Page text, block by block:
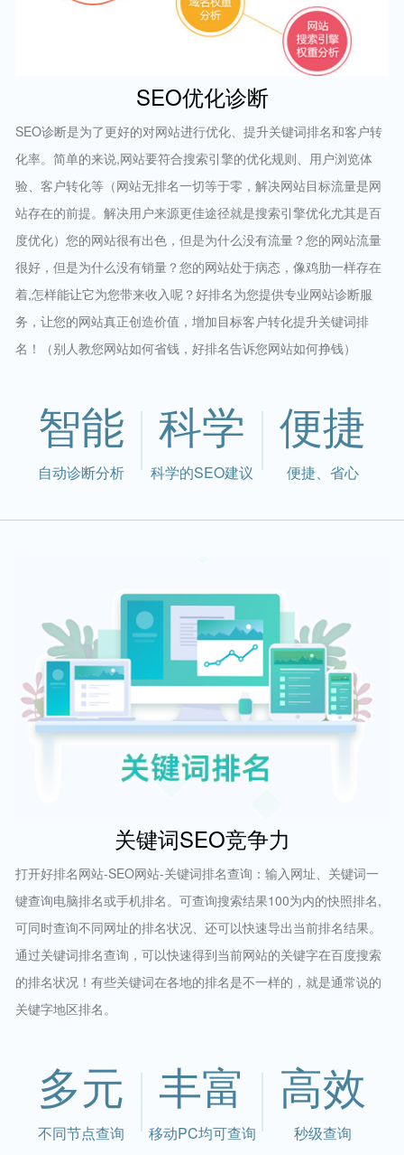
SEO优化诊断
SEO诊断是为了更好的对网站进行优化、提升关键词排名和客户转
化率。简单的来说,网站要符合搜索引擎的优化规则、用户浏览体
验、客户转化等（网站无排名一切等于零，解决网站目标流量是网
站存在的前提。解决用户来源更佳途径就是搜索引擎优化尤其是百
度优化）您的网站很有出色，但是为什么没有流量？您的网站流量
很好，但是为什么没有销量？您的网站处于病态，像鸡肋一样存在
着,怎样能让它为您带来收入呢？好排名为您提供专业网站诊断服
务，让您的网站真正创造价值，增加目标客户转化提升关键词排
名！（别人教您网站如何省钱，好排名告诉您网站如何挣钱）
智能
自动诊断分析
科学
科学的SEO建议
便捷
便捷、省心
关键词SEO竞争力
打开好排名网站-SEO网站-关键词排名查询：输入网址、关键词一
键查询电脑排名或手机排名。可查询搜索结果100为内的快照排名,
可同时查询不同网址的排名状况、还可以快速导出当前排名结果。
通过关键词排名查询，可以快速得到当前网站的关键字在百度搜索
的排名状况！有些关键词在各地的排名是不一样的，就是通常说的
关键字地区排名。
多元
不同节点查询
丰富
移动PC均可查询
高效
秒级查询